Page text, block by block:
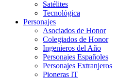
Satélites
Tecnológica
Personajes
Asociados de Honor
Colegiados de Honor
Ingenieros del Año
Personajes Españoles
Personajes Extranjeros
Pioneras IT